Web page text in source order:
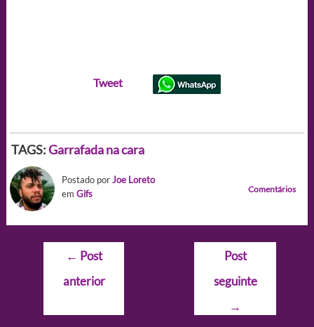
Tweet
TAGS:Garrafada na cara
Postado porJoe Loreto
em Gifs Comentários
Navegação
Post
← Post
anterior
Post
seguinte
→